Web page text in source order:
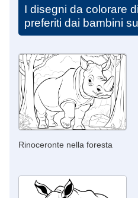
I disegni da colorare di
preferiti dai bambini
Rinoceronte nella foresta